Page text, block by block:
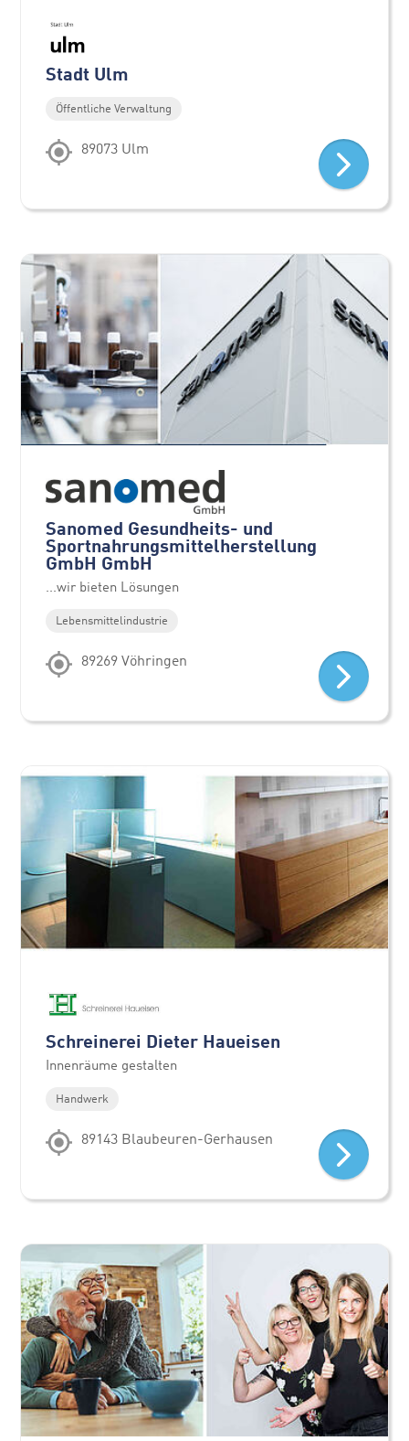
Stadt Ulm
Öffentliche Verwaltung
89073 Ulm
Sanomed Gesundheits- und
Sportnahrungsmittelherstellung
GmbH GmbH
...wir bieten Lösungen
Lebensmittelindustrie
89269 Vöhringen
Schreinerei Dieter Haueisen
Innenräume gestalten
Handwerk
89143 Blaubeuren-Gerhausen